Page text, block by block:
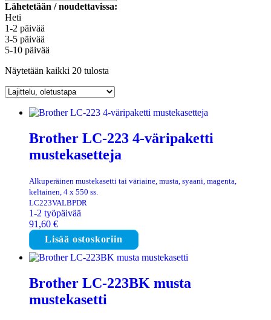
Lähetetään / noudettavissa:
Heti
1-2 päivää
3-5 päivää
5-10 päivää
Näytetään kaikki 20 tulosta
Brother LC-223 4-väripaketti
mustekasetteja
Alkuperäinen mustekasetti tai väriaine, musta, syaani, magenta,
keltainen, 4 x 550 ss.
LC223VALBPDR
1-2 työpäivää
91,60 €
Lisää ostoskoriin
Brother LC-223BK musta
mustekasetti